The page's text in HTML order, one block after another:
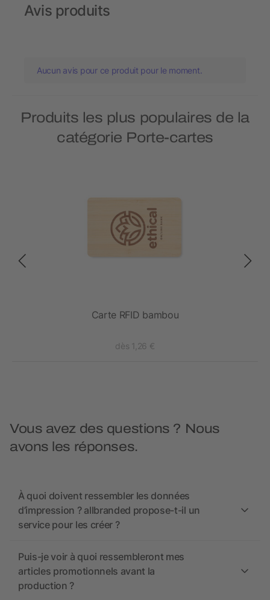
Avis produits
Aucun avis pour ce produit pour le moment.
Produits les plus populaires de la
catégorie Porte-cartes
Carte RFID bambou
dès 1,26 €
Vous avez des questions ? Nous
avons les réponses.
À quoi doivent ressembler les données
d’impression ? allbranded propose-t-il un
service pour les créer ?
Puis-je voir à quoi ressembleront mes
articles promotionnels avant la
production ?